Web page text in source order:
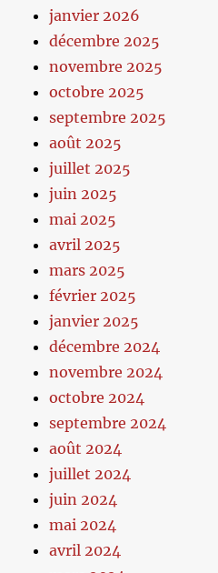
janvier 2026
décembre 2025
novembre 2025
octobre 2025
septembre 2025
août 2025
juillet 2025
juin 2025
mai 2025
avril 2025
mars 2025
février 2025
janvier 2025
décembre 2024
novembre 2024
octobre 2024
septembre 2024
août 2024
juillet 2024
juin 2024
mai 2024
avril 2024